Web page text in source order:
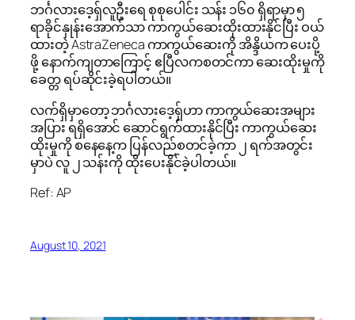
ဘင်္ဂလားဒေ့ရှ်လူဦးရေ စုစုပေါင်း သန်း ၁၆၀ ရှိရာမှာ ၅
ရာခိုင်နှုန်းအောက်သာ ကာကွယ်ဆေးထိုးထားနိုင်ပြီး ဝယ်
ထားတဲ့ AstraZeneca ကာကွယ်ဆေးကို အိန္ဒိယက ပေးပို့
ဖို့ နောက်ကျတာကြောင့် ဧပြီလကစတင်ကာ ဆေးထိုးမှုကို
ခေတ္တ ရပ်ဆိုင်းခဲ့ရပါတယ်။
လက်ရှိမှာတော့ ဘင်္ဂလားဒေ့ရှ်ဟာ ကာကွယ်ဆေးအများ
အပြား ရရှိအောင် ဆောင်ရွက်ထားနိုင်ပြီး ကာကွယ်ဆေး
ထိုးမှုကို စနေနေ့က ပြန်လည်စတင်ခဲ့ကာ ၂ ရက်အတွင်း
မှာပဲ လူ ၂ သန်းကို ထိုးပေးနိုင်ခဲ့ပါတယ်။
Ref: AP
August 10, 2021